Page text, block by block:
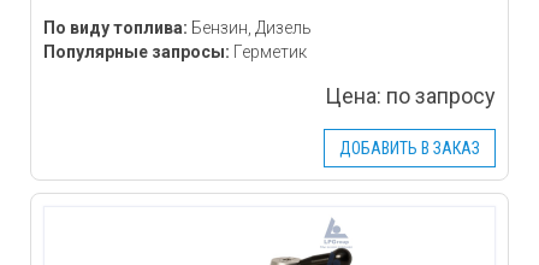
По виду топлива: Бензин, Дизель
Популярные запросы: Герметик
Цена: по запросу
ДОБАВИТЬ В ЗАКАЗ